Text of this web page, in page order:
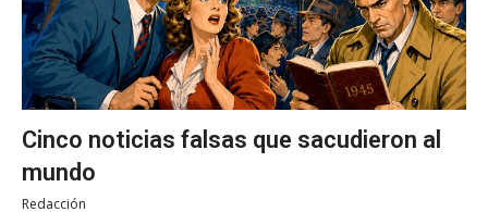
Cinco noticias falsas que sacudieron al
mundo
Redacción